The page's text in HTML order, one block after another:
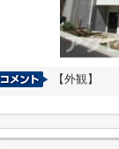
【外観】